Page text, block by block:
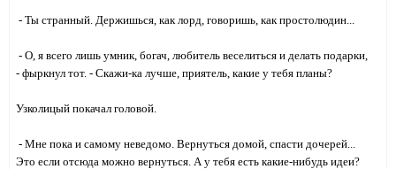
- Ты странный. Держишься, как лорд, говоришь, как простолюдин...
- О, я всего лишь умник, богач, любитель веселиться и делать подарки,
- фыркнул тот. - Скажи-ка лучше, приятель, какие у тебя планы?
Узколицый покачал головой.
- Мне пока и самому неведомо. Вернуться домой, спасти дочерей...
Это если отсюда можно вернуться. А у тебя есть какие-нибудь идеи?